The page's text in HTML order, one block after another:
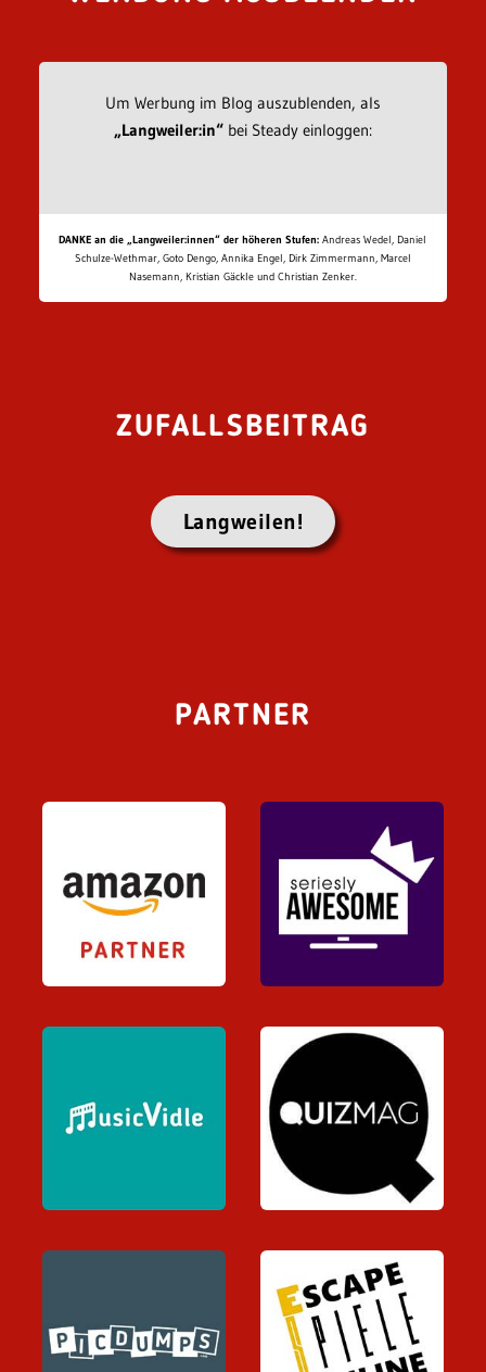
Um Werbung im Blog auszublenden, als
„Langweiler:in“bei Steady einloggen:
DANKE an die „Langweiler:innen“ der höheren Stufen: Andreas Wedel, Daniel
Schulze-Wethmar, Goto Dengo, Annika Engel, Dirk Zimmermann, Marcel
Nasemann, Kristian Gäckle und Christian Zenker.
ZUFALLSBEITRAG
Langweilen!
PARTNER